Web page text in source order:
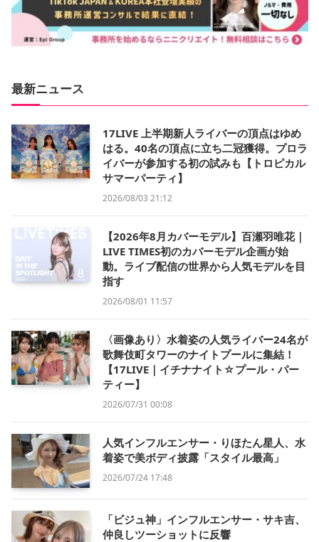
最新ニュース
17LIVE 上半期新人ライバーの頂点はゆめ
はる。40名の頂点に立ち二冠獲得。プロラ
イバーが参加する初の試みも【トロピカル
サマーパーティ】
2026/08/03 21:12
【2026年8月カバーモデル】百瀬羽唯花｜
LIVE TIMES初のカバーモデル企画が始
動。ライブ配信の世界から人気モデルを目
指す
2026/08/01 11:57
〈画像あり〉水着姿の人気ライバー24名が
歌舞伎町タワーのナイトプールに集結！
【17LIVE｜イチナナイト☆プール・パー
ティー】
2026/07/31 00:08
人気インフルエンサー・りほたん星人、水
着姿で美ボディ披露「スタイル最高」
2026/07/24 17:48
「ビジュ神」インフルエンサー・サキ吉、
仲良しツーショットに反響